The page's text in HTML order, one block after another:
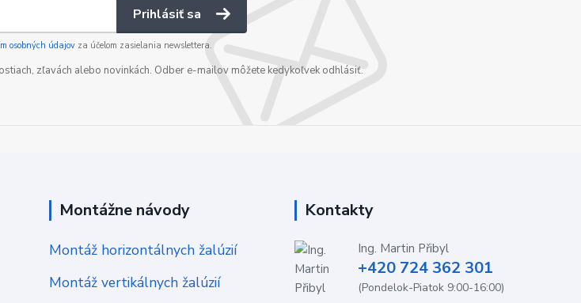
Prihlásiť sa
osobných údajovza účelom zasielania newslettera.
zľavách alebo novinkách. Odber e-mailov môžete kedykoľvek odhlásiť.
Montážne návody
Montáž horizontálnych žalúzií
Montáž vertikálnych žalúzií
Kontakty
Ing. Martin Přibyl
+420 724 362 301
(Pondelok-Piatok 9:00-16:00)